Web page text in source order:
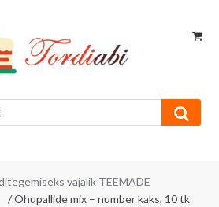
vajalik TEEMADE
/ Õhupallide mix – number kaks, 10 tk